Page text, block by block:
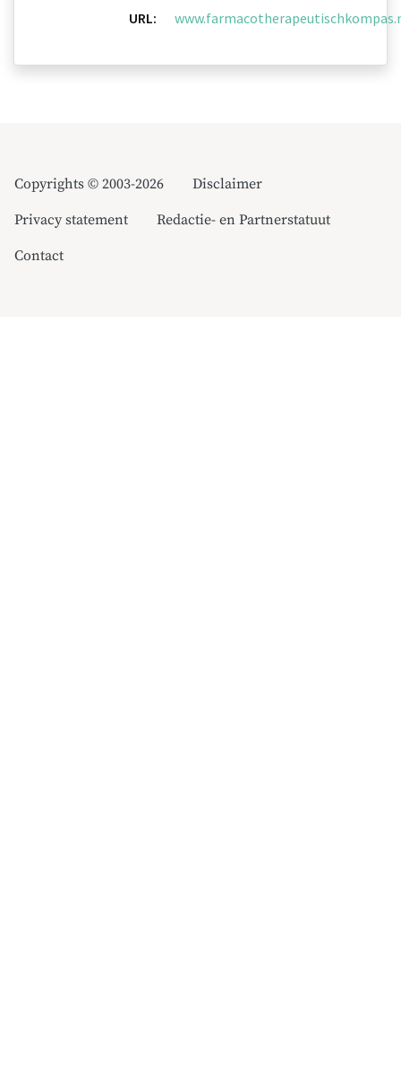
URL:
Copyrights © 2003-2026
Disclaimer
Privacy statement
Redactie- en Partnerstatuut
Contact